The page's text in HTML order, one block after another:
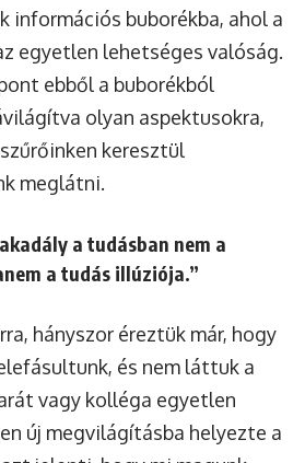
információs buborékba, ahol a
egyetlen lehetséges valóság.
ebből a buborékból
olyan aspektusokra,
keresztül
meglátni.
a tudásban nem a
a tudás illúziója.”
hányszor éreztük már, hogy
és nem láttuk a
vagy kolléga egyetlen
új megvilágításba helyezte a